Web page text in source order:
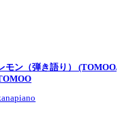
モン（弾き語り） (TOMOO/